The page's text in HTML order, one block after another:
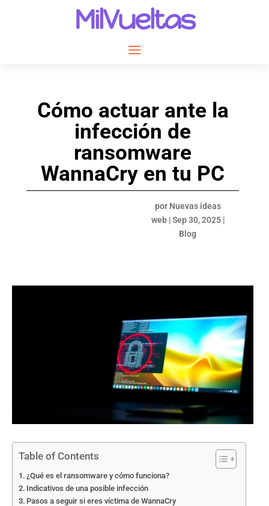
MilVueltas
Cómo actuar ante la
infección de
ransomware
WannaCry en tu PC
por Nuevas ideas
web|Sep 30, 2025|
Blog
Table of Contents
¿Qué es el ransomware y cómo funciona?
Indicativos de una posible infección
Pasos a seguir si eres víctima de WannaCry